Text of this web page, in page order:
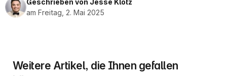
Geschrieben von Jesse Klotz
am Freitag, 2. Mai 2025
Weitere Artikel, die Ihnen gefallen